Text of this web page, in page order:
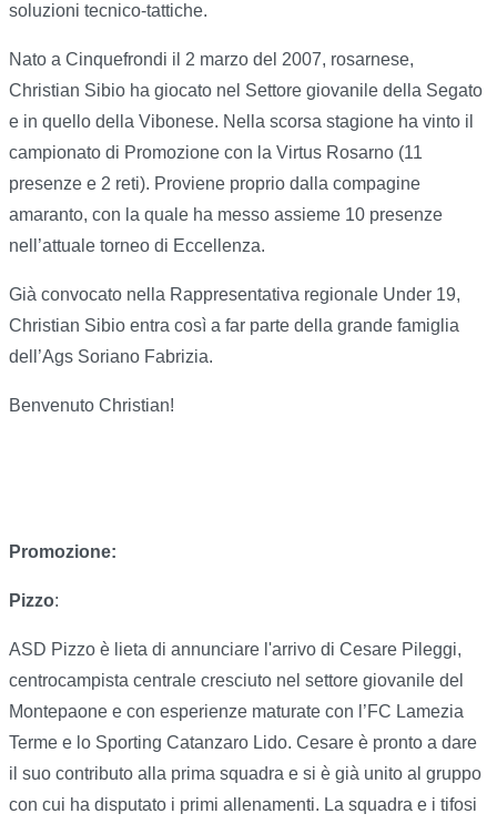
soluzioni tecnico-tattiche.
Nato a Cinquefrondi il 2 marzo del 2007, rosarnese,
Christian Sibio ha giocato nel Settore giovanile della Segato
e in quello della Vibonese. Nella scorsa stagione ha vinto il
campionato di Promozione con la Virtus Rosarno (11
presenze e 2 reti). Proviene proprio dalla compagine
amaranto, con la quale ha messo assieme 10 presenze
nell’attuale torneo di Eccellenza.
Già convocato nella Rappresentativa regionale Under 19,
Christian Sibio entra così a far parte della grande famiglia
dell’Ags Soriano Fabrizia.
Benvenuto Christian!
Promozione:
Pizzo:
ASD Pizzo è lieta di annunciare l'arrivo di Cesare Pileggi,
centrocampista centrale cresciuto nel settore giovanile del
Montepaone e con esperienze maturate con l’FC Lamezia
Terme e lo Sporting Catanzaro Lido. Cesare è pronto a dare
il suo contributo alla prima squadra e si è già unito al gruppo
con cui ha disputato i primi allenamenti. La squadra e i tifosi